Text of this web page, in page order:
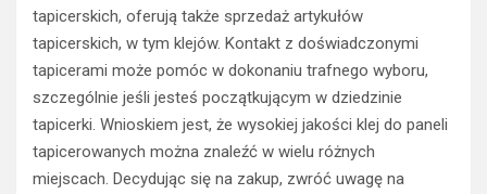
tapicerskich, oferują także sprzedaż artykułów
tapicerskich, w tym klejów. Kontakt z doświadczonymi
tapicerami może pomóc w dokonaniu trafnego wyboru,
szczególnie jeśli jesteś początkującym w dziedzinie
tapicerki. Wnioskiem jest, że wysokiej jakości klej do paneli
tapicerowanych można znaleźć w wielu różnych
miejscach. Decydując się na zakup, zwróć uwagę na